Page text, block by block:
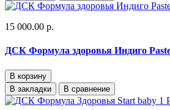
15 000.00 р.
ДСК Формула здоровья Индиго
В корзину
В закладки
В сравнение